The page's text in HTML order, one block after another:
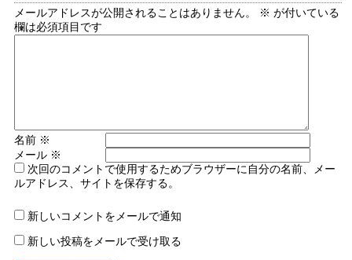
メールアドレスが公開されることはありません。 ※ が付いている
欄は必須項目です
名前 ※
メール ※
次回のコメントで使用するためブラウザーに自分の名前、メー
ルアドレス、サイトを保存する。
新しいコメントをメールで通知
新しい投稿をメールで受け取る